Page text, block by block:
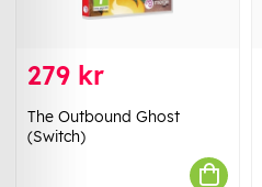
279 kr
The Outbound Ghost
(Switch)